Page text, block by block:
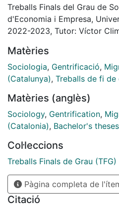
turisme, no habita la ciutat de
tracta d’una modalitat de
transnacional basada en un
joves professionals,
altament mòbils que a partir
popularització del treball
contribuint en un procés
recerca vol a partir d’una
mesurar quin és l’impacte
Llacuna del Poblenou, i
dels migrants per instal·lar-se
Treballs Finals del Grau de
d'Economia i Empresa,
2022-2023, Tutor: Víctor
Matèries
Sociologia, Gentrificació,
(Catalunya), Treballs de fi de
Matèries (anglès)
Sociology, Gentrification,
(Catalonia), Bachelor's theses
Col·leccions
Treballs Finals de Grau
Pàgina completa de
Citació